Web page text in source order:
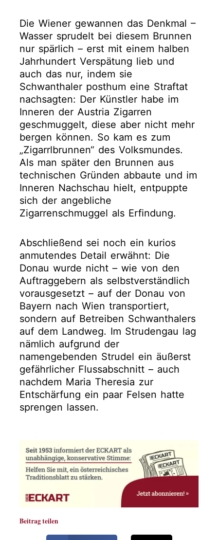
Die Wiener gewannen das Denkmal –
Wasser sprudelt bei diesem Brunnen
nur spärlich – erst mit einem halben
Jahrhundert Verspätung lieb und
auch das nur, indem sie
Schwanthaler posthum eine Straftat
nachsagten: Der Künstler habe im
Inneren der Austria Zigarren
geschmuggelt, diese aber nicht mehr
bergen können. So kam es zum
„Zigarrlbrunnen“ des Volksmundes.
Als man später den Brunnen aus
technischen Gründen abbaute und im
Inneren Nachschau hielt, entpuppte
sich der angebliche
Zigarrenschmuggel als Erfindung.
Abschließend sei noch ein kurios
anmutendes Detail erwähnt: Die
Donau wurde nicht – wie von den
Auftraggebern als selbstverständlich
vorausgesetzt – auf der Donau von
Bayern nach Wien transportiert,
sondern auf Betreiben Schwanthalers
auf dem Landweg. Im Strudengau lag
nämlich aufgrund der
namengebenden Strudel ein äußerst
gefährlicher Flussabschnitt – auch
nachdem Maria Theresia zur
Entschärfung ein paar Felsen hatte
sprengen lassen.
Beitrag teilen